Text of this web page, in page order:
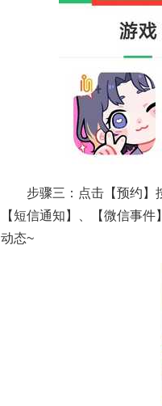
步骤三：点击【预约】
【短信通知】、【微信事
动态~